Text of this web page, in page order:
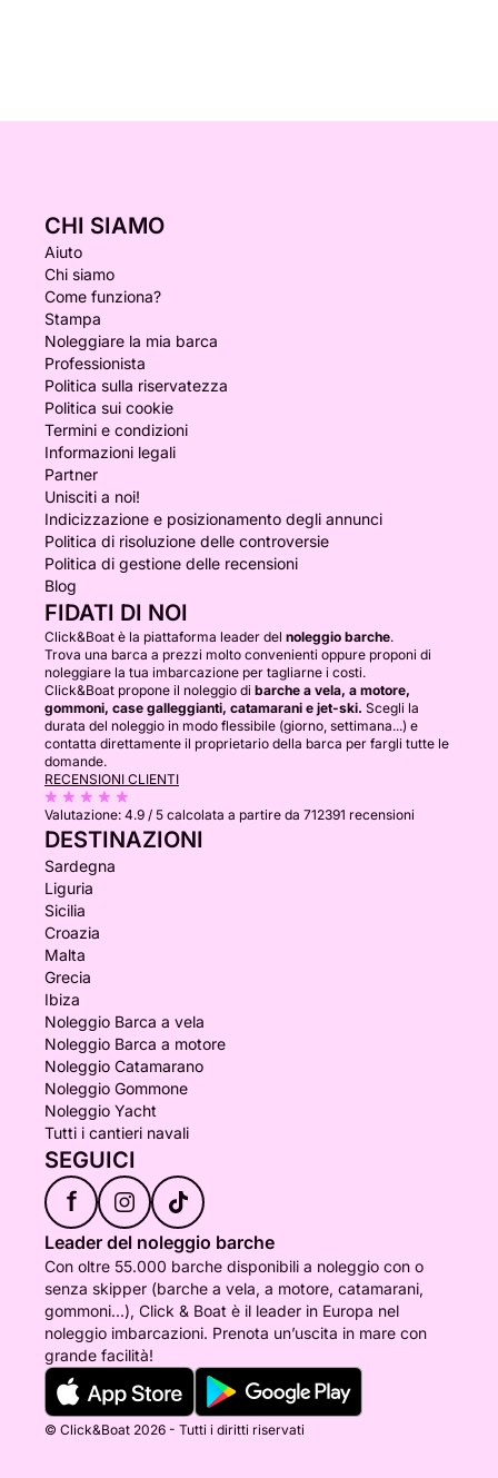
CHI SIAMO
Aiuto
Chi siamo
Come funziona?
Stampa
Noleggiare la mia barca
Professionista
Politica sulla riservatezza
Politica sui cookie
Termini e condizioni
Informazioni legali
Partner
Unisciti a noi!
Indicizzazione e posizionamento degli annunci
Politica di risoluzione delle controversie
Politica di gestione delle recensioni
Blog
FIDATI DI NOI
Click&Boat è la piattaforma leader del noleggio barche.
Trova una barca a prezzi molto convenienti oppure proponi di
noleggiare la tua imbarcazione per tagliarne i costi.
Click&Boat propone il noleggio di barche a vela, a motore,
gommoni, case galleggianti, catamarani e jet-ski. Scegli la
durata del noleggio in modo flessibile (giorno, settimana...) e
contatta direttamente il proprietario della barca per fargli tutte le
domande.
RECENSIONI CLIENTI
Valutazione: 4.9 / 5 calcolata a partire da 712391 recensioni
DESTINAZIONI
Sardegna
Liguria
Sicilia
Croazia
Malta
Grecia
Ibiza
Noleggio Barca a vela
Noleggio Barca a motore
Noleggio Catamarano
Noleggio Gommone
Noleggio Yacht
Tutti i cantieri navali
SEGUICI
f
Leader del noleggio barche
Con oltre 55.000 barche disponibili a noleggio con o
senza skipper (barche a vela, a motore, catamarani,
gommoni...), Click & Boat è il leader in Europa nel
noleggio imbarcazioni. Prenota un’uscita in mare con
grande facilità!
© Click&Boat 2026 - Tutti i diritti riservati